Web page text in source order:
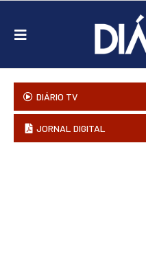
DIÁRIO TV
JORNAL DIGITAL